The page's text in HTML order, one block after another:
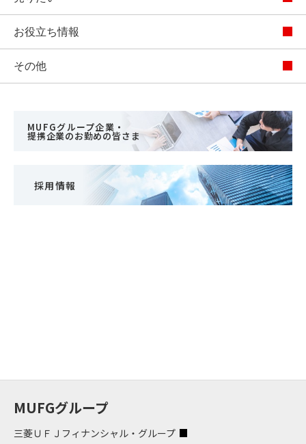
お役立ち情報
その他
MUFGグループ企業・
提携企業のお勤めの皆さま
採用情報
MUFGグループ
三菱ＵＦＪフィナンシャル・グループ